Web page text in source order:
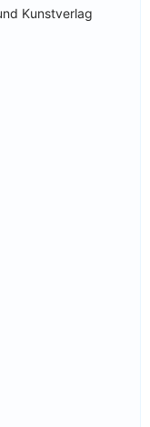
Kunstverlag